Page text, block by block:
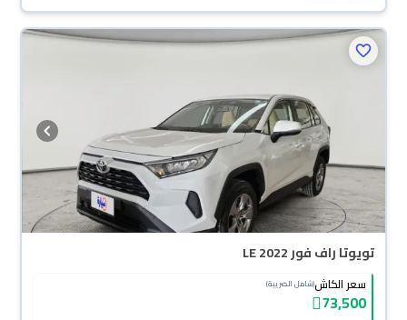
تويوتا راف فور LE 2022
سعر الكاش(شامل الضريبة)
73,500